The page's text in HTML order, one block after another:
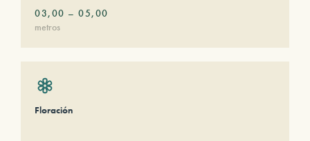
03,00 – 05,00
metros
Floración